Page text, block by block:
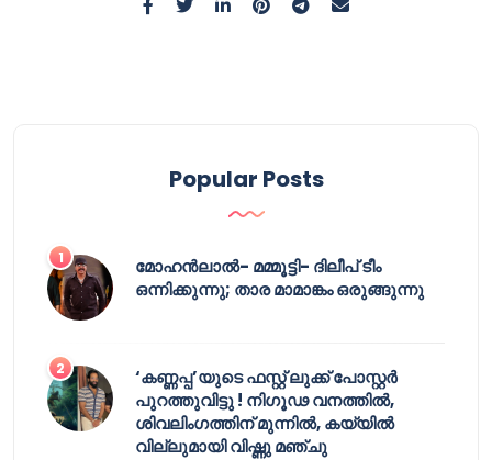
Popular Posts
മോഹൻലാൽ- മമ്മൂട്ടി- ദിലീപ് ടീം
ഒന്നിക്കുന്നു; താര മാമാങ്കം ഒരുങ്ങുന്നു
‘കണ്ണപ്പ’യുടെ ഫസ്റ്റ് ലുക്ക് പോസ്റ്റർ
പുറത്തുവിട്ടു ! നിഗൂഢ വനത്തിൽ,
ശിവലിംഗത്തിന് മുന്നിൽ, കയ്യിൽ
വില്ലുമായി വിഷ്ണു മഞ്ചു